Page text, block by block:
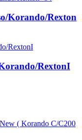
Korando/Rexton
RextonI